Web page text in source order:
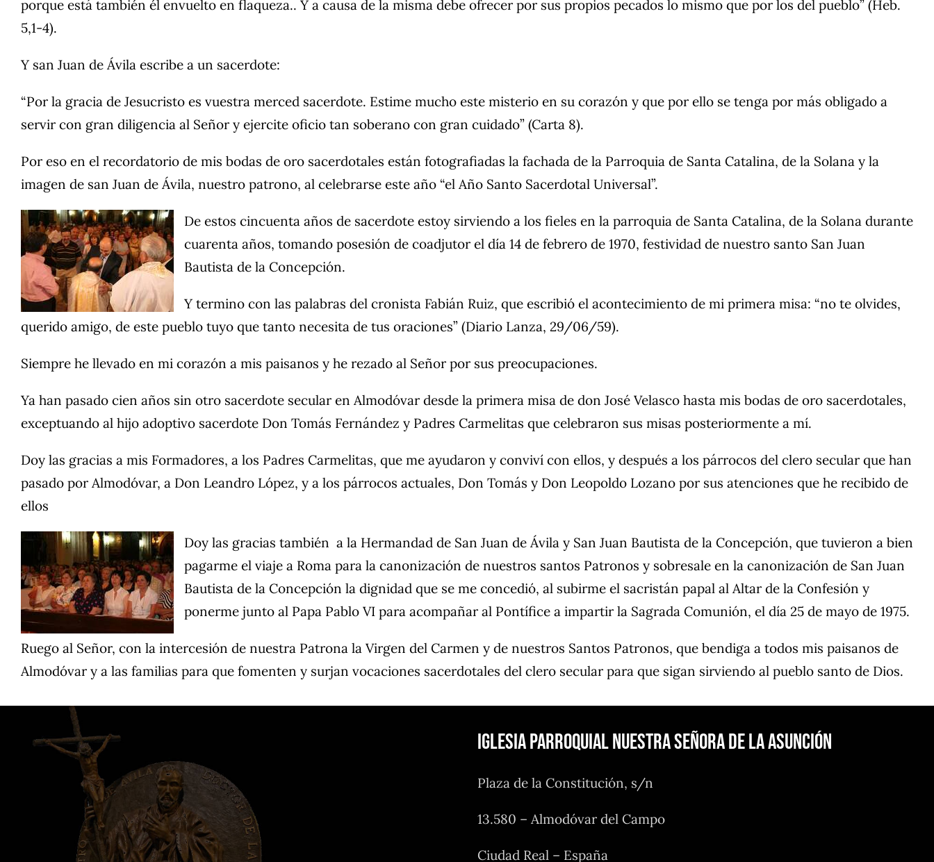
porque está también él envuelto en flaqueza.. Y a causa de la misma debe ofrecer por sus propios pecados lo mismo que por los del pueblo” (Heb.
5,1-4).
Y san Juan de Ávila escribe a un sacerdote:
“Por la gracia de Jesucristo es vuestra merced sacerdote. Estime mucho este misterio en su corazón y que por ello se tenga por más obligado a
servir con gran diligencia al Señor y ejercite oficio tan soberano con gran cuidado” (Carta 8).
Por eso en el recordatorio de mis bodas de oro sacerdotales están fotografiadas la fachada de la Parroquia de Santa Catalina, de la Solana y la
imagen de san Juan de Ávila, nuestro patrono, al celebrarse este año “el Año Santo Sacerdotal Universal”.
De estos cincuenta años de sacerdote estoy sirviendo a los fieles en la parroquia de Santa Catalina, de la Solana durante
cuarenta años, tomando posesión de coadjutor el día 14 de febrero de 1970, festividad de nuestro santo San Juan
Bautista de la Concepción.
Y termino con las palabras del cronista Fabián Ruiz, que escribió el acontecimiento de mi primera misa: “no te olvides,
querido amigo, de este pueblo tuyo que tanto necesita de tus oraciones” (Diario Lanza, 29/06/59).
Siempre he llevado en mi corazón a mis paisanos y he rezado al Señor por sus preocupaciones.
Ya han pasado cien años sin otro sacerdote secular en Almodóvar desde la primera misa de don José Velasco hasta mis bodas de oro sacerdotales,
exceptuando al hijo adoptivo sacerdote Don Tomás Fernández y Padres Carmelitas que celebraron sus misas posteriormente a mí.
Doy las gracias a mis Formadores, a los Padres Carmelitas, que me ayudaron y conviví con ellos, y después a los párrocos del clero secular que han
pasado por Almodóvar, a Don Leandro López, y a los párrocos actuales, Don Tomás y Don Leopoldo Lozano por sus atenciones que he recibido de
ellos
Doy las gracias también a la Hermandad de San Juan de Ávila y San Juan Bautista de la Concepción, que tuvieron a bien
pagarme el viaje a Roma para la canonización de nuestros santos Patronos y sobresale en la canonización de San Juan
Bautista de la Concepción la dignidad que se me concedió, al subirme el sacristán papal al Altar de la Confesión y
ponerme junto al Papa Pablo VI para acompañar al Pontífice a impartir la Sagrada Comunión, el día 25 de mayo de 1975.
Ruego al Señor, con la intercesión de nuestra Patrona la Virgen del Carmen y de nuestros Santos Patronos, que bendiga a todos mis paisanos de
Almodóvar y a las familias para que fomenten y surjan vocaciones sacerdotales del clero secular para que sigan sirviendo al pueblo santo de Dios.
Iglesia Parroquial Nuestra Señora de la Asunción
Plaza de la Constitución, s/n
13.580 – Almodóvar del Campo
Ciudad Real – España